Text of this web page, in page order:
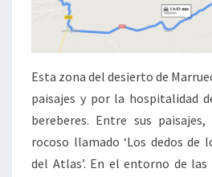
Esta zona del desierto de
paisajes y por la hospitalidad
bereberes. Entre sus
rocoso llamado ‘Los dedos de
del Atlas’. En el entorno de las